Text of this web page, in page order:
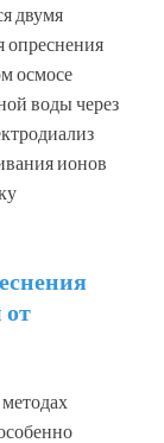
двумя
опреснения
осмосе
воды через
ионов
от